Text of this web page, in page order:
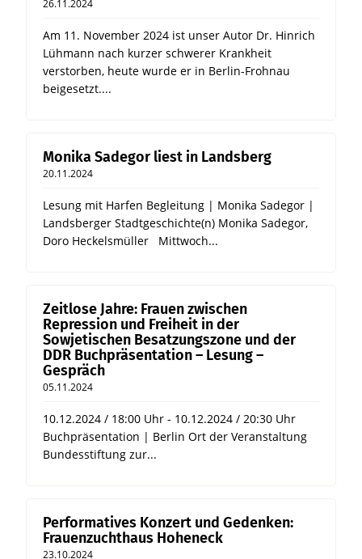
26.11.2024
Am 11. November 2024 ist unser Autor Dr. Hinrich
Lühmann nach kurzer schwerer Krankheit
verstorben, heute wurde er in Berlin-Frohnau
beigesetzt....
Monika Sadegor liest in Landsberg
20.11.2024
Lesung mit Harfen Begleitung | Monika Sadegor |
Landsberger Stadtgeschichte(n) Monika Sadegor,
Doro Heckelsmüller Mittwoch...
Zeitlose Jahre: Frauen zwischen
Repression und Freiheit in der
Sowjetischen Besatzungszone und der
DDR Buchpräsentation – Lesung –
Gespräch
05.11.2024
10.12.2024 / 18:00 Uhr - 10.12.2024 / 20:30 Uhr
Buchpräsentation | Berlin Ort der Veranstaltung
Bundesstiftung zur...
Performatives Konzert und Gedenken:
Frauenzuchthaus Hoheneck
23.10.2024